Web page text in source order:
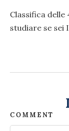
Classifica
studiare se sei
COMMENT